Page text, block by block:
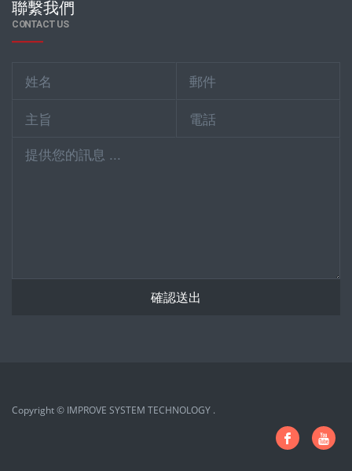
確認送出
Copyright © IMPROVE SYSTEM TECHNOLOGY .